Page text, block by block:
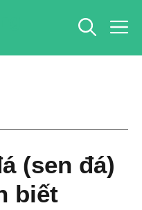
(sen đá)
biết